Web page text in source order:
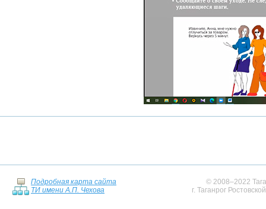
Подробная карта сайта
ТИ имени А.П. Чехова
© 2008–2022
г. Таганрог